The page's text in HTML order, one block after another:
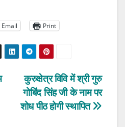
Email Print
कुरुक्षेत्र विवि में श्री गुरु
गोबिंद सिंह जी के नाम पर
शोध पीठ होगी स्थापित